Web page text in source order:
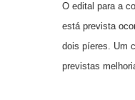
O edital para a
está prevista
dois píeres. Um
previstas